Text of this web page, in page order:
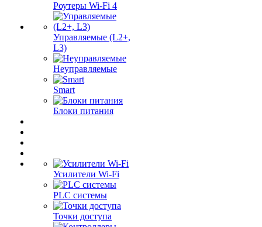
Роутеры Wi-Fi 4
Управляемые (L2+,
L3)
Неуправляемые
Smart
Блоки питания
Усилители Wi-Fi
PLC системы
Точки доступа